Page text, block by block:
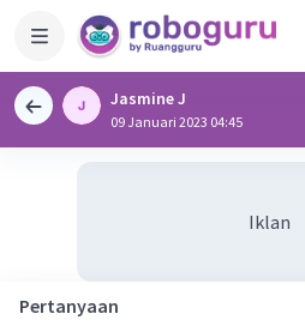
Jasmine J
09 Januari 2023 04:45
Iklan
Pertanyaan